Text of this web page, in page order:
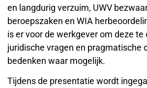
en langdurig verzuim, UWV
beroepszaken en WIA
is er voor de werkgever om deze te
juridische vragen en pragmatische
bedenken waar mogelijk.
Tijdens de presentatie wordt